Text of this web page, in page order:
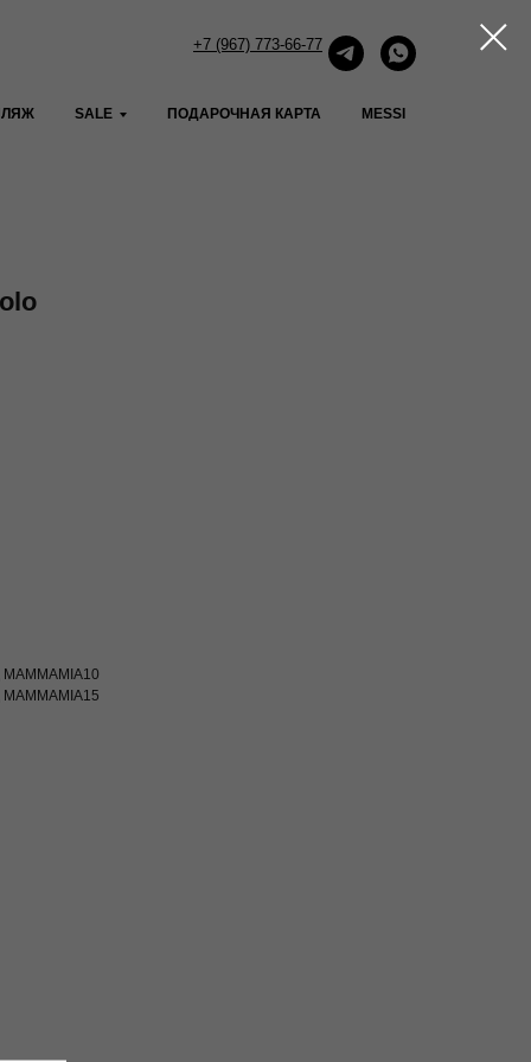
+7 (967) 773-66-77
SALE ПОДАРОЧНАЯ КАРТА MESSI